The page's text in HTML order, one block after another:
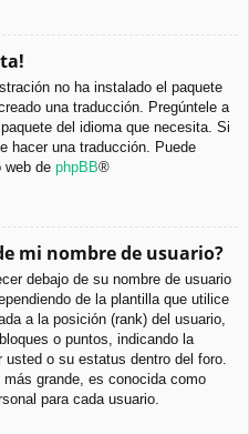
no ha instalado el paquete
una traducción. Pregúntele a
del idioma que necesita. Si
hacer una traducción. Puede
web de phpBB®
mi nombre de usuario?
debajo de su nombre de usuario
de la plantilla que utilice
a la posición (rank) del usuario,
o puntos, indicando la
o su estatus dentro del foro.
más grande, es conocida como
para cada usuario.